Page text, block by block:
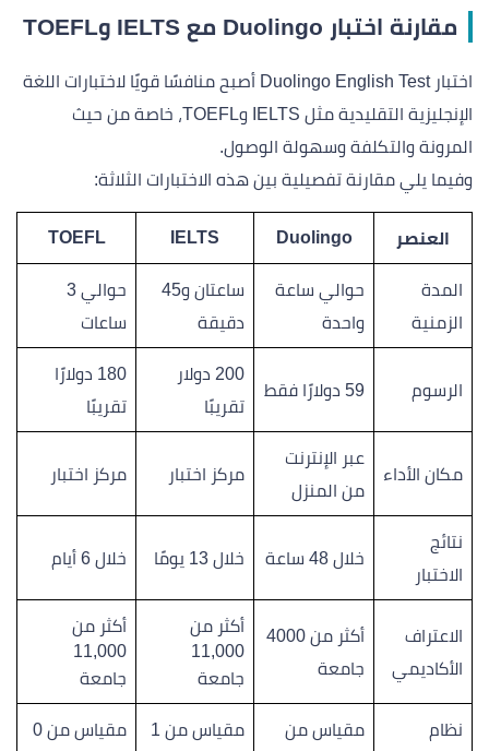
مقارنة اختبار Duolingo مع IELTS وTOEFL
اختبار Duolingo English Test أصبح منافسًا قويًا لاختبارات اللغة
الإنجليزية التقليدية مثل IELTS وTOEFL، خاصة من حيث
المرونة والتكلفة وسهولة الوصول.
وفيما يلي مقارنة تفصيلية بين هذه الاختبارات الثلاثة:
العنصر Duolingo
IELTS
TOEFL
المدة
الزمنية
حوالي ساعة
واحدة
ساعتان و45
دقيقة
حوالي 3
ساعات
الرسوم 59 دولارًا فقط
200 دولار
تقريبًا
180 دولارًا
تقريبًا
مكان الأداء
عبر الإنترنت
من المنزل
مركز اختبار مركز اختبار
نتائج
الاختبار
خلال 48 ساعة خلال 13 يومًا خلال 6 أيام
الاعتراف
الأكاديمي
أكثر من 4000
جامعة
أكثر من
11,000
جامعة
أكثر من
11,000
جامعة
نظام
مقياس من
مقياس من 1
مقياس من 0